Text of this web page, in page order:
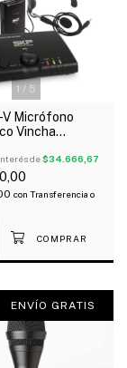
1 / 5
V Micrófono
Vincha
de$34.666,67
con Transferencia o
ENVÍO GRATIS